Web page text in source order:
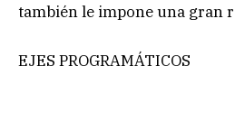
también le impone una gran
EJES PROGRAMÁTICOS